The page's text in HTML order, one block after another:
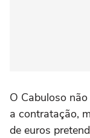
O Cabuloso
a contratação,
de euros